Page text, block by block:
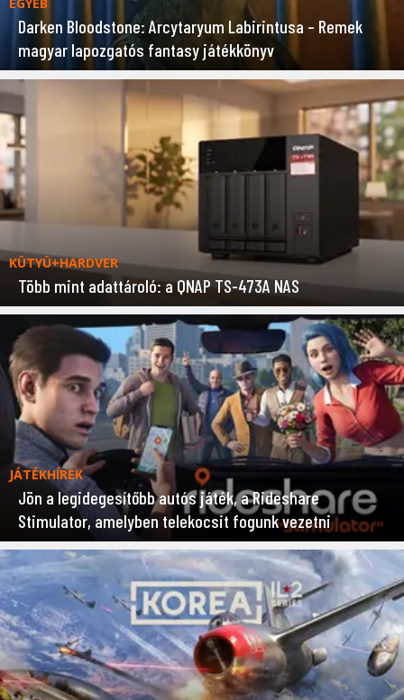
Darken Bloodstone: Arcytaryum Labirintusa – Remek
magyar lapozgatós fantasy játékkönyv
KÜTYÜ+HARDVER
Több mint adattároló: a QNAP TS-473A NAS
JÁTÉKHÍREK
Jön a legidegesítőbb autós játék, a Rideshare
Stimulator, amelyben telekocsit fogunk vezetni